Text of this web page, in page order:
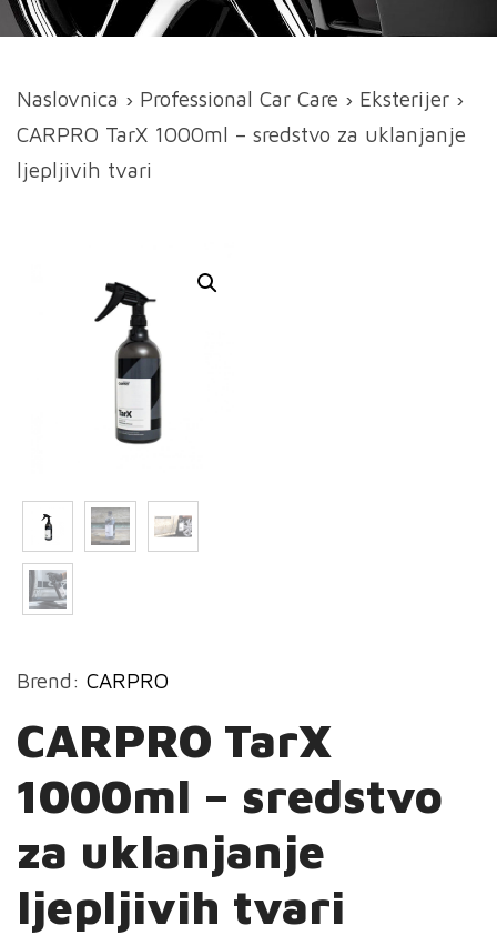
Naslovnica › Professional Car Care › Eksterijer ›
CARPRO TarX 1000ml – sredstvo za uklanjanje
ljepljivih tvari
Brend: CARPRO
CARPRO TarX
1000ml – sredstvo
za uklanjanje
ljepljivih tvari